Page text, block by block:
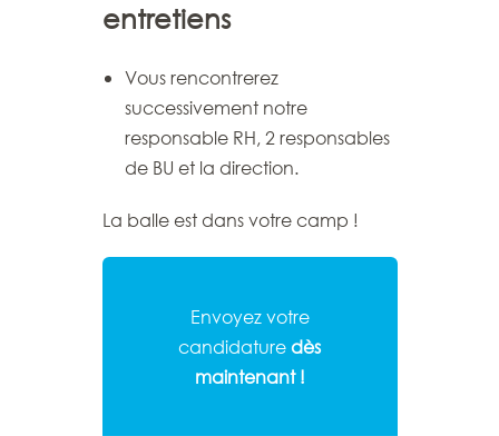
entretiens
Vous rencontrerez
successivement notre
responsable RH, 2 responsables
de BU et la direction.
La balle est dans votre camp !
Envoyez votre
candidaturedès
maintenant !